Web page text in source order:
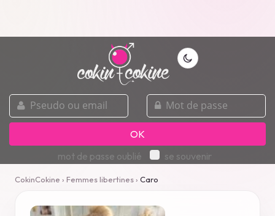
pseudo
ou
email
mot
de
passe
OK
mot de passe oublié
se souvenir
CokinCokine › Femmes libertines› Caro